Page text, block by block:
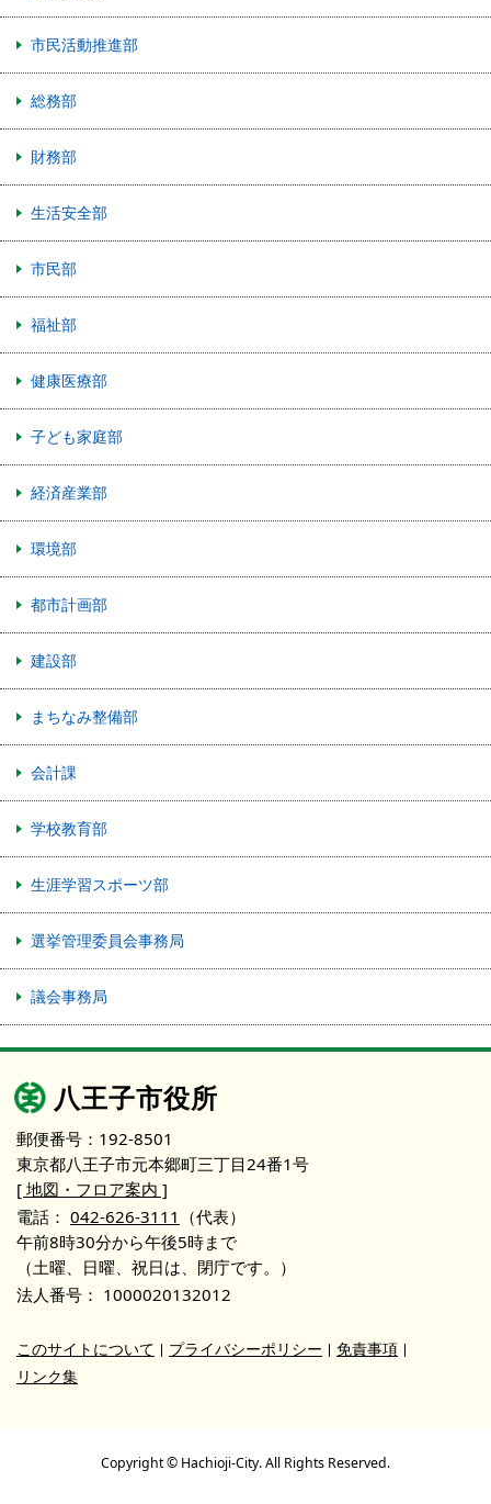
市民活動推進部
総務部
財務部
生活安全部
市民部
福祉部
健康医療部
子ども家庭部
経済産業部
環境部
都市計画部
建設部
まちなみ整備部
会計課
学校教育部
生涯学習スポーツ部
選挙管理委員会事務局
議会事務局
八王子市役所
郵便番号：192-8501
東京都八王子市元本郷町三丁目24番1号
[ 地図・フロア案内 ]
電話： 042-626-3111 （代表）
午前8時30分から午後5時まで
（土曜、日曜、祝日は、閉庁です。）
法人番号： 1000020132012
このサイトについて プライバシーポリシー
免責事項
リンク集
Copyright © Hachioji-City. All Rights Reserved.